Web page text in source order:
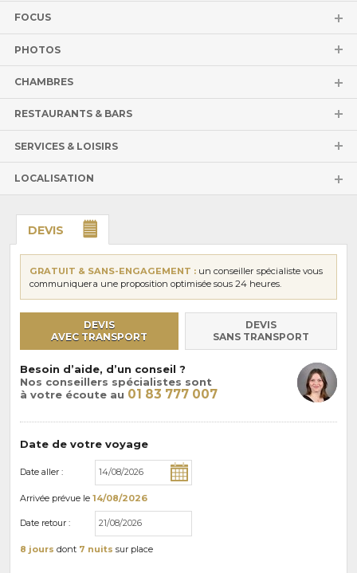
FOCUS
PHOTOS
CHAMBRES
RESTAURANTS & BARS
SERVICES & LOISIRS
LOCALISATION
DEVIS
GRATUIT & SANS-ENGAGEMENT : un conseiller spécialiste vous
communiquera une proposition optimisée sous 24 heures.
DEVIS
AVEC TRANSPORT
DEVIS
SANS TRANSPORT
Besoin d’aide, d’un conseil ?
Nos conseillers spécialistes sont
à votre écoute au 01 83 777 007
Date de votre voyage
Date aller :
Arrivée prévue le 14/08/2026
Date retour :
8 jours dont 7 nuits sur place